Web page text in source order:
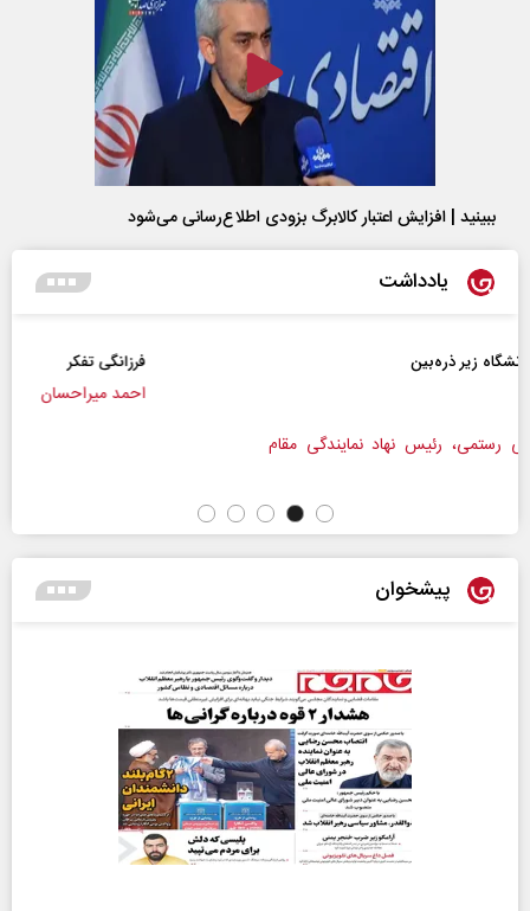
ببینید | افزایش اعتبار کالابرگ بزودی اطلاع‌رسانی می‌شود
یادداشت
مقام
پیشخوان